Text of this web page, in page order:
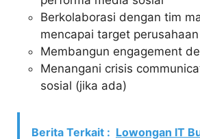
Berkolaborasi dengan tim
mencapai target perusahaan
Membangun engagement
Menangani crisis
sosial (jika ada)
Berita Terkait : Lowongan IT